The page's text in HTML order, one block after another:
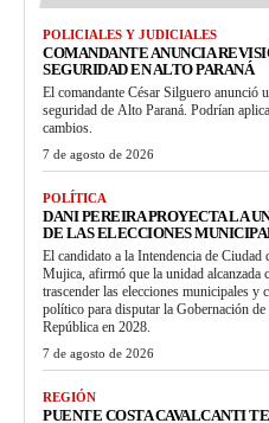
POLICIALES Y JUDICIALES
COMANDANTE ANUNCIA
SEGURIDAD EN ALTO PARANÁ
El comandante César Silguero anunció
seguridad de Alto Paraná. Podrían
cambios.
7 de agosto de 2026
POLÍTICA
DANI PEREIRA PROYECTA LA
DE LAS ELECCIONES
El candidato a la Intendencia de
Mujica, afirmó que la unidad alcanzada
trascender las elecciones municipales y
político para disputar la Gobernación
República en 2028.
7 de agosto de 2026
REGIÓN
PUENTE COSTA CAVALCANTI